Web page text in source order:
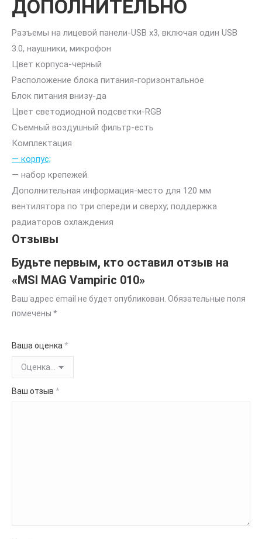
ДОПОЛНИТЕЛЬНО
Разъемы на лицевой панели-USB x3, включая один USB
3.0, наушники, микрофон
Цвет корпуса-черный
Расположение блока питания-горизонтальное
Блок питания внизу-да
Цвет светодиодной подсветки-RGB
Съемный воздушный фильтр-есть
Комплектация
— корпус;
— набор крепежей.
Дополнительная информация-место для 120 мм
вентилятора по три спереди и сверху; поддержка
радиаторов охлаждения
Отзывы
Будьте первым, кто оставил отзыв на
«MSI MAG Vampiric 010»
Ваш адрес email не будет опубликован. Обязательные поля
помечены *
Ваша оценка *
Ваш отзыв *